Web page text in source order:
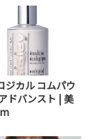
ジカル コムパウ
ドバンスト | 美